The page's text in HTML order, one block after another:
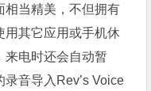
相当精美，不但拥有
用其它应用或手机休
来电时还会自动暂
音导入Rev’s Voice